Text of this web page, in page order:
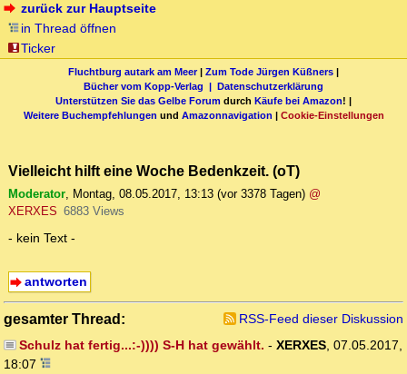
zurück zur Hauptseite
in Thread öffnen
Ticker
Fluchtburg autark am Meer| Zum Tode Jürgen Küßners |
Bücher vom Kopp-Verlag | Datenschutzerklärung
Unterstützen Sie das Gelbe Forum durch Käufe bei Amazon! |
Weitere Buchempfehlungen und Amazonnavigation | Cookie-Einstellungen
Vielleicht hilft eine Woche Bedenkzeit. (oT)
Moderator, Montag, 08.05.2017, 13:13 (vor 3378 Tagen) @
XERXES 6883 Views
- kein Text -
antworten
gesamter Thread:
RSS-Feed dieser Diskussion
Schulz hat fertig...:-)))) S-H hat gewählt. - XERXES, 07.05.2017,
18:07